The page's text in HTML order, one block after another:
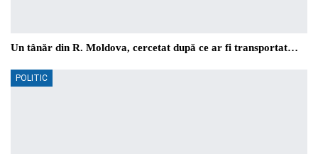
Un tânăr din R. Moldova, cercetat după ce ar fi transportat…
POLITIC